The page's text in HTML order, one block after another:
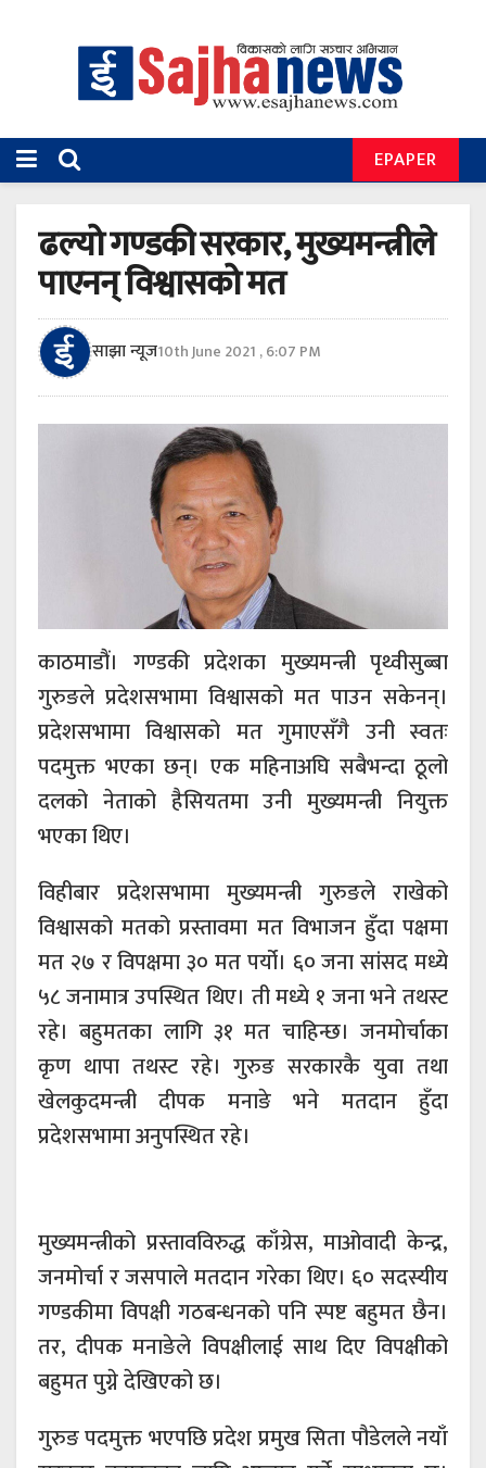
EPAPER
ढल्यो गण्डकी सरकार, मुख्यमन्त्रीले
पाएनन् विश्वासको मत
साझा न्यूज10th June 2021 , 6:07 PM
काठमाडौं। गण्डकी प्रदेशका मुख्यमन्त्री पृथ्वीसुब्बा
गुरुङले प्रदेशसभामा विश्वासको मत पाउन सकेनन्।
प्रदेशसभामा विश्वासको मत गुमाएसँगै उनी स्वतः
पदमुक्त भएका छन्। एक महिनाअघि सबैभन्दा ठूलो
दलको नेताको हैसियतमा उनी मुख्यमन्त्री नियुक्त
भएका थिए।
विहीबार प्रदेशसभामा मुख्यमन्त्री गुरुङले राखेको
विश्वासको मतको प्रस्तावमा मत विभाजन हुँदा पक्षमा
मत २७ र विपक्षमा ३० मत पर्यो। ६० जना सांसद मध्ये
५८ जनामात्र उपस्थित थिए। ती मध्ये १ जना भने तथस्ट
रहे। बहुमतका लागि ३१ मत चाहिन्छ। जनमाेर्चाका
कृण थापा तथस्ट रहे। गुरुङ सरकारकै युवा तथा
खेलकुदमन्त्री दीपक मनाङे भने मतदान हुँदा
प्रदेशसभामा अनुपस्थित रहे।
मुख्यमन्त्रीको प्रस्तावविरुद्ध काँग्रेस, माओवादी केन्द्र,
जनमोर्चा र जसपाले मतदान गरेका थिए। ६० सदस्यीय
गण्डकीमा विपक्षी गठबन्धनको पनि स्पष्ट बहुमत छैन।
तर, दीपक मनाङेले विपक्षीलाई साथ दिए विपक्षीको
बहुमत पुग्ने देखिएको छ।
गुरुङ पदमुक्त भएपछि प्रदेश प्रमुख सिता पौडेलले नयाँ